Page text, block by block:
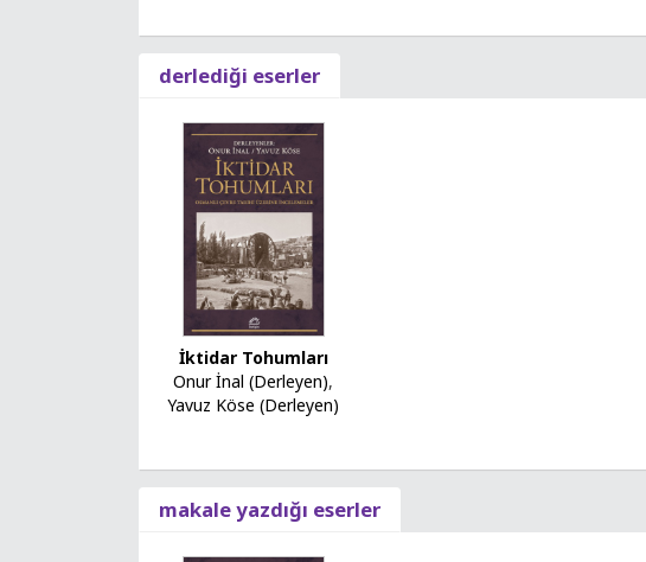
derlediği eserler
İktidar Tohumları
Onur İnal (Derleyen),
Yavuz Köse (Derleyen)
makale yazdığı eserler